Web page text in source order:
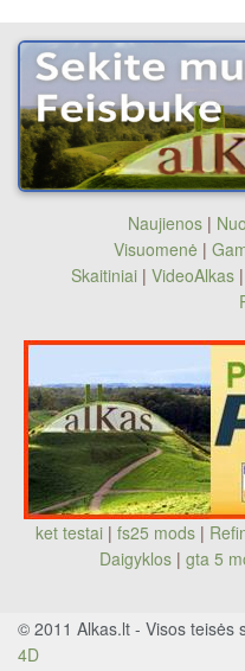
Naujienos|
Visuomenė |
Skaitiniai | VideoAlkas |
ket testai | fs25 mods|
Daigyklos| gta 5
© 2011 Alkas.lt - Visos teisės
4D